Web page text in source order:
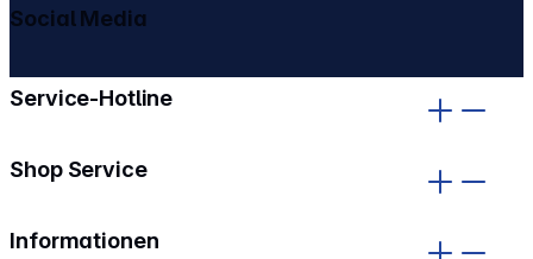
Service-Hotline
Shop Service
Informationen
Social Media